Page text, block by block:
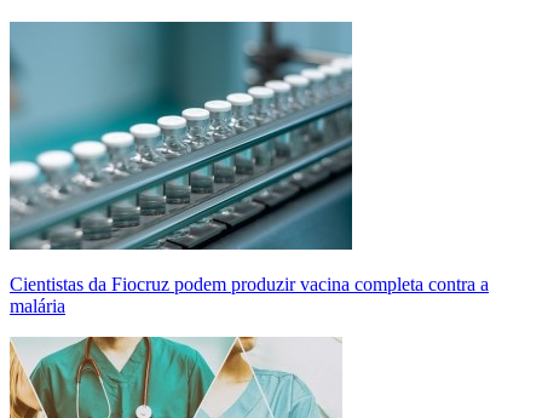
Cientistas da Fiocruz podem produzir vacina completa contra a
malária